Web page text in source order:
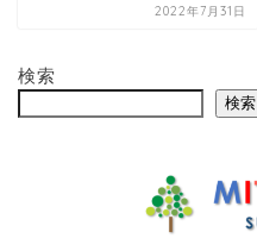
2022年7月31日
検索
検索